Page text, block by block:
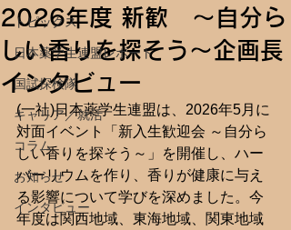
トピックス
日本薬学生連盟レポート
国試探検隊
キャリア／就活
コラム
お知らせ
インタビュー
2026年度 新歓 ～自分ら
しい香りを探そう～企画長
インタビュー
(一社)日本薬学生連盟は、2026年5月に
対面イベント「新入生歓迎会 ～自分ら
しい香りを探そう～」を開催し、ハー
バーリウムを作り、香りが健康に与え
る影響について学びを深めました。今
年度は関西地域、東海地域、関東地域